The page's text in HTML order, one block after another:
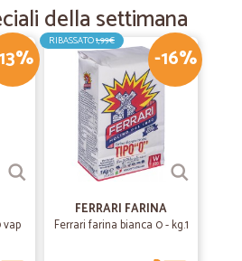
della settimana
-16%
RIBASSATO1,99€
FERRARI FARINA
Ferrari farina bianca 0 - kg.1